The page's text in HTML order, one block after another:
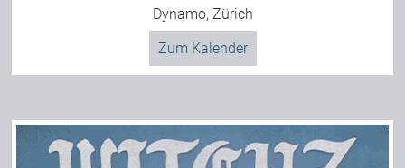
Dynamo, Zürich
Zum Kalender